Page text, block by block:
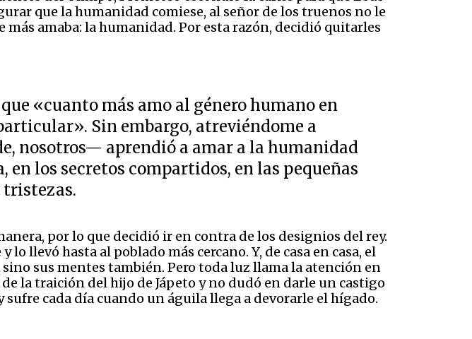
que la humanidad comiese, al señor de los truenos no le
amaba: la humanidad. Por esta razón, decidió quitarles
que «cuanto más amo al género humano en
Sin embargo, atreviéndome a
nosotros— aprendió a amar a la humanidad
los secretos compartidos, en las pequeñas
por lo que decidió ir en contra de los designios del rey.
llevó hasta al poblado más cercano. Y, de casa en casa, el
sus mentes también. Pero toda luz llama la atención en
la traición del hijo de Jápeto y no dudó en darle un castigo
cada día cuando un águila llega a devorarle el hígado.